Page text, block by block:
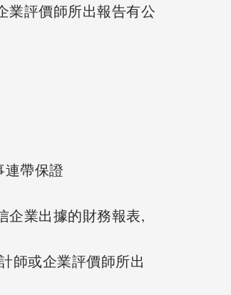
業評價師所出報告有公
帶保證
企業出據的財務報表,
師或企業評價師所出